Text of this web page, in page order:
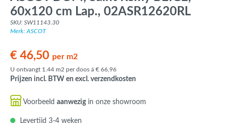
60x120 cm Lap., 02ASR12620RL
SKU: SW11143.30
Merk: ASCOT
€ 46,50 per m2
U ontvangt 1.44 m2 per doos á € 66,96
Prijzen incl. BTW en excl. verzendkosten
Voorbeeld aanwezigin onze showroom
Levertijd 3-4 weken